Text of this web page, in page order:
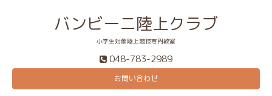
バンビーニ陸上クラブ
小学生対象陸上競技専門教室
048-783-2989
お問い合わせ